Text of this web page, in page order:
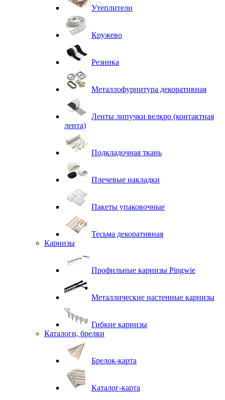
Утеплители
Кружево
Резинка
Металлофурнитура декоративная
Ленты липучки велкро (контактная
лента)
Подкладочная ткань
Плечевые накладки
Пакеты упаковочные
Тесьма декоративная
Карнизы
Профильные карнизы Pingwie
Металлические настенные карнизы
Гибкие карнизы
Каталоги, брелки
Брелок-карта
Каталог-карта